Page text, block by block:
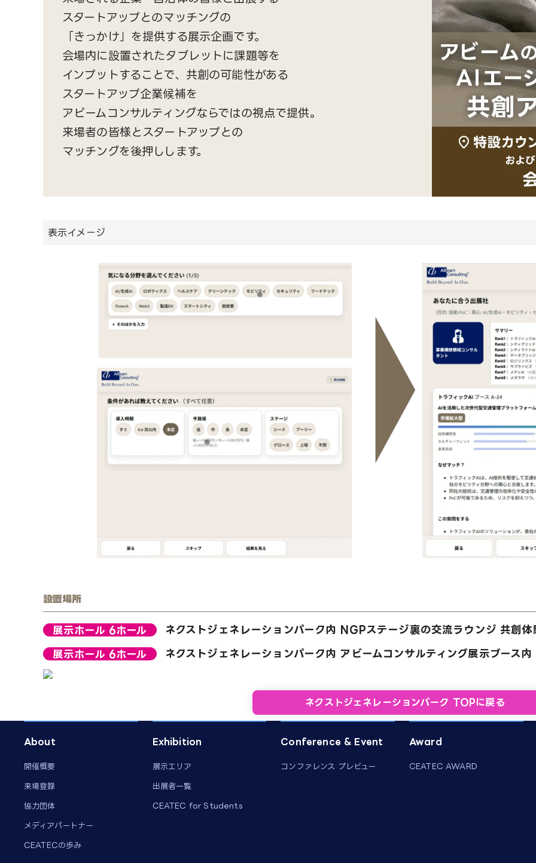
スタートアップとのマッチングの
「きっかけ」を提供する展示企画です。
会場内に設置されたタブレットに課題等を
インプットすることで、共創の可能性がある
スタートアップ企業候補を
アビームコンサルティングならではの視点で提供。
来場者の皆様とスタートアップとの
マッチングを後押しします。
表示イメージ
設置場所
展示ホール 6ホール ネクストジェネレーションパーク内 NGPステージ裏の交流ラウンジ 共創体
展示ホール 6ホール ネクストジェネレーションパーク内 アビームコンサルティング展示ブース
ネクストジェネレーションパーク TOPに戻る
About
開催概要
来場登録
協力団体
メディアパートナー
CEATECの歩み
Exhibition
展示エリア
出展者一覧
CEATEC for Students
Conference & Event
コンファレンス プレビュー
Award
CEATEC AWARD